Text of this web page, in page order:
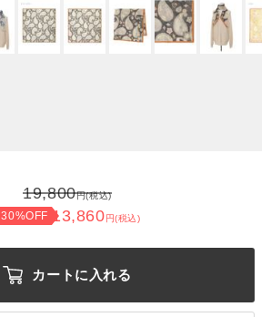
19,800円(税込)
30%OFF 13,860円(税込)
カートに入れる